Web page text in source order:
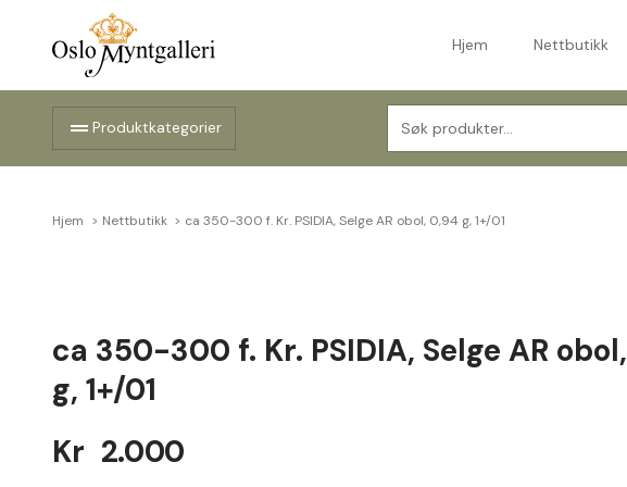
Hjem Nettbutikk
drag_handle Produktkategorier
etter:
Hjem Nettbutikk ca 350-300 f. Kr. PSIDIA, Selge AR obol, 0,94 g, 1+/01
ca 350-300 f. Kr. PSIDIA, Selge AR
g, 1+/01
Kr 2.000